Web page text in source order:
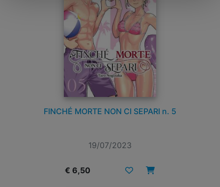
FINCHÉ MORTE NON CI SEPARI n. 5
19/07/2023
€ 6,50